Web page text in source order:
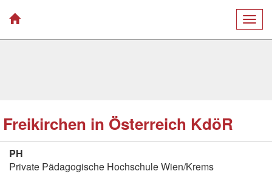
Freikirchen in Österreich KdöR
PH
Private Pädagogische Hochschule Wien/Krems